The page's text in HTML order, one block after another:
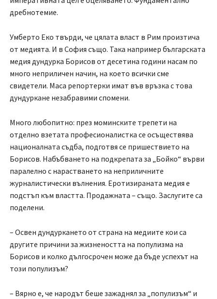
дребнотемие.
Умберто Еко твърди, че цялата власт в Рим произтича
от медията. И в София също. Така например българската
медия дундурка Борисов от десетина години насам по
много неприличен начин, на което всички сме
свидетели. Маса репортерки имат във връзка с това
дундуркане незабравими спомени.
Много любопитно: през моминските трепети на
отделно взетата професионалистка се осъществява
националната съдба, подготвя се пришествието на
Борисов. Набъбването на подкрепата за „Бойко“ върви
паралелно с нарастването на неприличните
журналистически вълнения. Еротизираната медия е
подстъп към властта. Продажната – също. Заслугите са
поделени.
– Освен дундуркането от страна на медиите кои са
другите причини за жизнеността на популизма на
Борисов и колко дългосрочен може да бъде успехът на
този популизъм?
– Вярно е, че народът беше зажаднял за „популизъм“ и